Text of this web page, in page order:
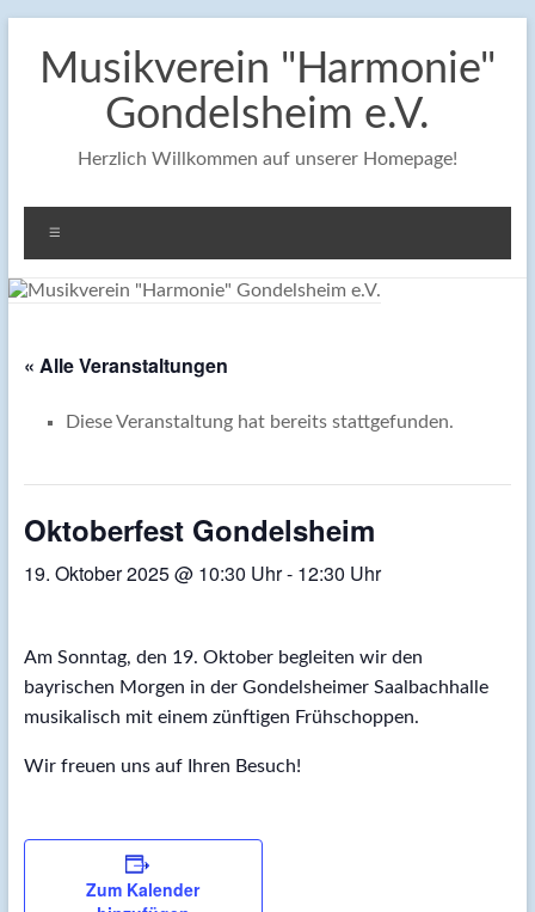
Inhalt
springenMusikverein "Harmonie"
Gondelsheim e.V.
Herzlich Willkommen auf unserer Homepage!
« Alle Veranstaltungen
Diese Veranstaltung hat bereits stattgefunden.
Oktoberfest Gondelsheim
19. Oktober 2025 @ 10:30 Uhr- 12:30 Uhr
Am Sonntag, den 19. Oktober begleiten wir den
bayrischen Morgen in der Gondelsheimer Saalbachhalle
musikalisch mit einem zünftigen Frühschoppen.
Wir freuen uns auf Ihren Besuch!
Zum Kalender